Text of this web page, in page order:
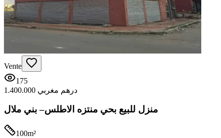
Vente
175
1.400.000 درهم مغربي
منزل للبيع بحي منتزه الاطلس– بني ملال
100m²